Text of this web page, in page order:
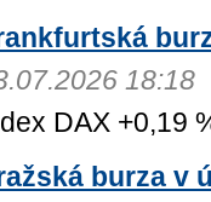
18:18
DAX +0,19
burza v